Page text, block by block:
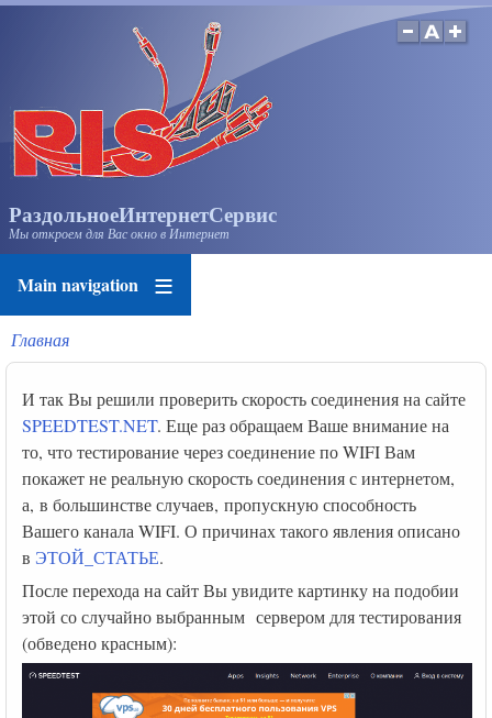
РаздольноеИнтернетСервис
Мы откроем для Вас окно в Интернет
Main navigation
Строка
навигации
Главная
И так Вы решили проверить скорость соединения на сайте
SPEEDTEST.NET. Еще раз обращаем Ваше внимание на
то, что тестирование через соединение по WIFI Вам
покажет не реальную скорость соединения с интернетом,
а, в большинстве случаев, пропускную способность
Вашего канала WIFI. О причинах такого явления описано
в ЭТОЙ_СТАТЬЕ.
После перехода на сайт Вы увидите картинку на подобии
этой со случайно выбранным сервером для тестирования
(обведено красным):